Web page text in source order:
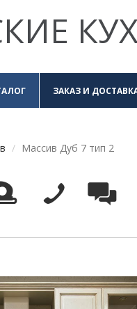
ЗАКАЗ И
Массив Дуб 7 тип 2